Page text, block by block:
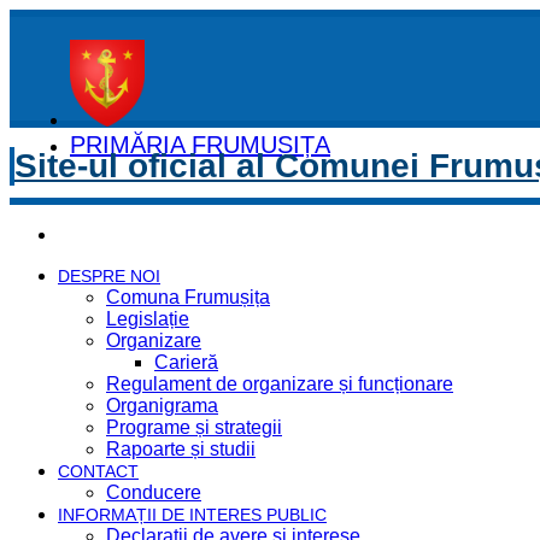
PRIMĂRIA FRUMUȘIȚA
Site-ul oficial al Comunei
DESPRE NOI
Comuna Frumușița
Legislație
Organizare
Carieră
Regulament de organizare și funcționare
Organigrama
Programe și strategii
Rapoarte și studii
CONTACT
Conducere
INFORMAȚII DE INTERES PUBLIC
Declaratii de avere si interese